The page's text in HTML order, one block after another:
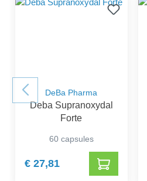
DeBa Pharma
Deba Supranoxydal
Forte
60 capsules
€ 27,81